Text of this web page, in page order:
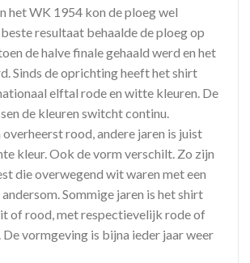
het WK 1954 kon de ploeg wel
resultaat behaalde de ploeg op
de halve finale gehaald werd en het
Sinds de oprichting heeft het shirt
elftal rode en witte kleuren. De
de kleuren switcht continu.
overheerst rood, andere jaren is juist
kleur. Ook de vorm verschilt. Zo zijn
die overwegend wit waren met een
Sommige jaren is het shirt
of rood, met respectievelijk rode of
vormgeving is bijna ieder jaar weer